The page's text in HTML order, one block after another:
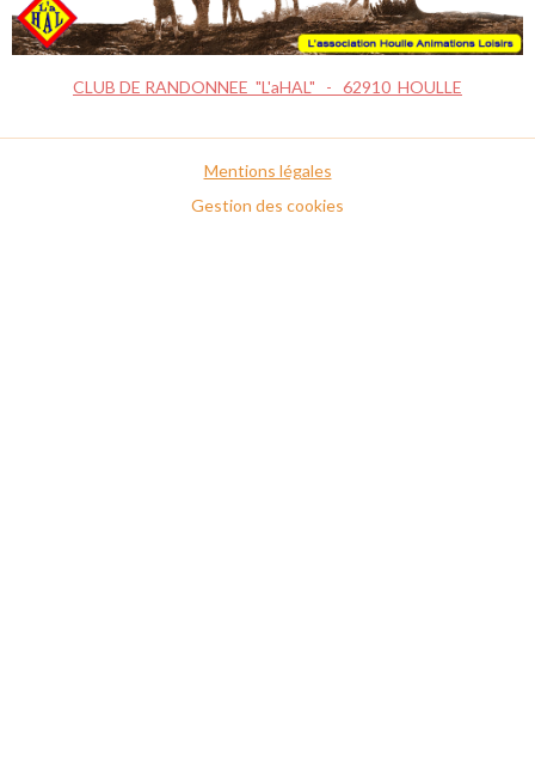
CLUB DE RANDONNEE "L'aHAL" - 62910 HOULLE
Mentions légales
Gestion des cookies